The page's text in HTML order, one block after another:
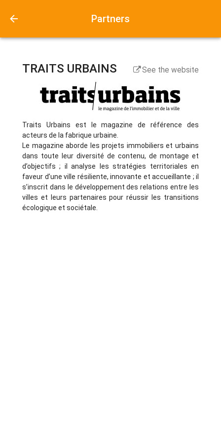
Partners
TRAITS URBAINS See the website
Traits Urbains est le magazine de référence des
acteurs de la fabrique urbaine.
Le magazine aborde les projets immobiliers et urbains
dans toute leur diversité de contenu, de montage et
d’objectifs ; il analyse les stratégies territoriales en
faveur d’une ville résiliente, innovante et accueillante ; il
s’inscrit dans le développement des relations entre les
villes et leurs partenaires pour réussir les transitions
écologique et sociétale.